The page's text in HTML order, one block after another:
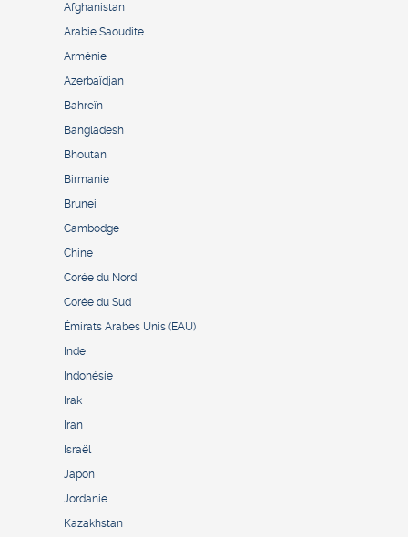
Afghanistan
Arabie Saoudite
Arménie
Azerbaïdjan
Bahreïn
Bangladesh
Bhoutan
Birmanie
Brunei
Cambodge
Chine
Corée du Nord
Corée du Sud
Émirats Arabes Unis (EAU)
Inde
Indonésie
Irak
Iran
Israël
Japon
Jordanie
Kazakhstan